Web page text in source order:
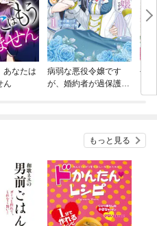
あなたは
ん
病弱な悪役令嬢です
が、婚約者が過保護す
公
もっと見る